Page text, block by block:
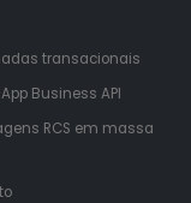
transacionais
Business API
RCS em massa